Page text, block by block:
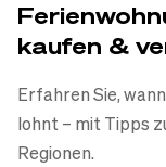
kaufen &
Erfahren Sie,
lohnt – mit Tipps
Regionen.